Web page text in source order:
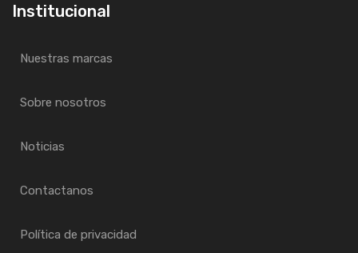
Institucional
Nuestras marcas
Sobre nosotros
Noticias
Contactanos
Política de privacidad